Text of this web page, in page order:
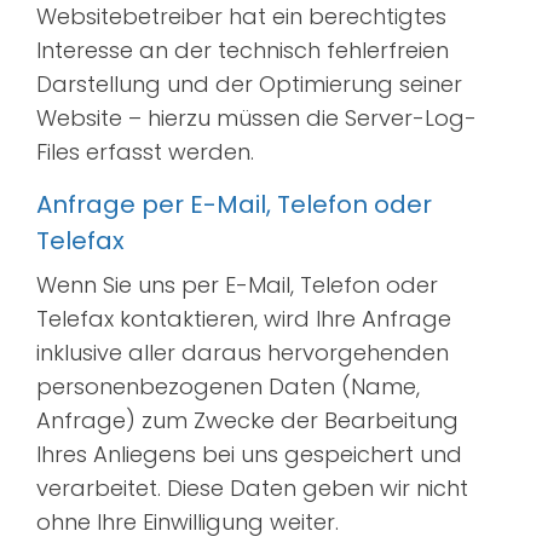
Websitebetreiber hat ein berechtigtes
Interesse an der technisch fehlerfreien
Darstellung und der Optimierung seiner
Website – hierzu müssen die Server-Log-
Files erfasst werden.
Anfrage per E-Mail, Telefon oder
Telefax
Wenn Sie uns per E-Mail, Telefon oder
Telefax kontaktieren, wird Ihre Anfrage
inklusive aller daraus hervorgehenden
personenbezogenen Daten (Name,
Anfrage) zum Zwecke der Bearbeitung
Ihres Anliegens bei uns gespeichert und
verarbeitet. Diese Daten geben wir nicht
ohne Ihre Einwilligung weiter.